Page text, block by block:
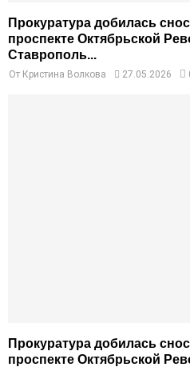
Прокуратура добилась
проспекте Октябрьской
Ставрополь...
От Кристина Волкова 27.05.2026
Прокуратура добилась
проспекте Октябрьской